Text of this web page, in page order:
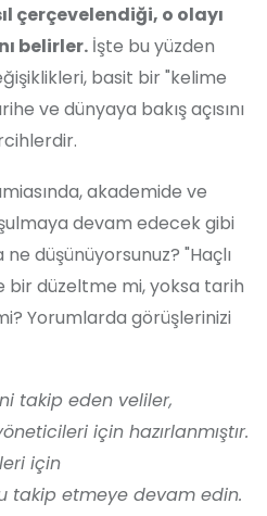
çerçevelendiği, o olayı
belirler. İşte bu yüzden
basit bir "kelime
ve dünyaya bakış açısını
akademide ve
devam edecek gibi
düşünüyorsunuz? "Haçlı
bir düzeltme mi, yoksa tarih
Yorumlarda görüşlerinizi
takip eden veliler,
için hazırlanmıştır.
için
takip etmeye devam edin.